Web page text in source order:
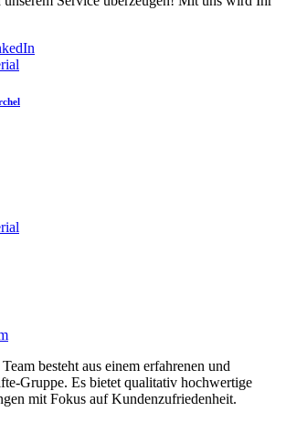
besteht aus einem erfahrenen und
Gruppe. Es bietet qualitativ hochwertige
mit Fokus auf Kundenzufriedenheit.